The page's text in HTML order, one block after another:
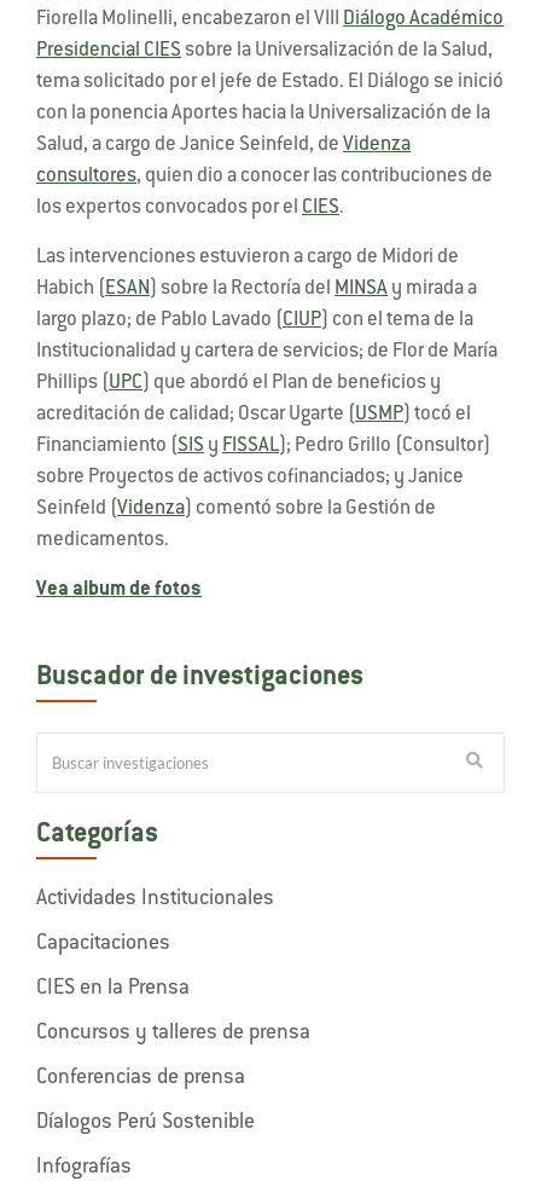
Fiorella Molinelli, encabezaron el VIII Diálogo Académico
Presidencial CIES sobre la Universalización de la Salud,
tema solicitado por el jefe de Estado. El Diálogo se inició
con la ponencia Aportes hacia la Universalización de la
Salud, a cargo de Janice Seinfeld, de Videnza
consultores, quien dio a conocer las contribuciones de
los expertos convocados por el CIES.
Las intervenciones estuvieron a cargo de Midori de
Habich ( ESAN ) sobre la Rectoría del MINSA y mirada a
largo plazo; de Pablo Lavado ( CIUP ) con el tema de la
Institucionalidad y cartera de servicios; de Flor de María
Phillips ( UPC ) que abordó el Plan de beneficios y
acreditación de calidad; Oscar Ugarte ( USMP ) tocó el
Financiamiento ( SIS y FISSAL); Pedro Grillo (Consultor)
sobre Proyectos de activos cofinanciados; y Janice
Seinfeld ( Videnza ) comentó sobre la Gestión de
medicamentos.
Vea album de fotos
Buscador de investigaciones
Categorías
Actividades Institucionales
Capacitaciones
CIES en la Prensa
Concursos y talleres de prensa
Conferencias de prensa
Díalogos Perú Sostenible
Infografías